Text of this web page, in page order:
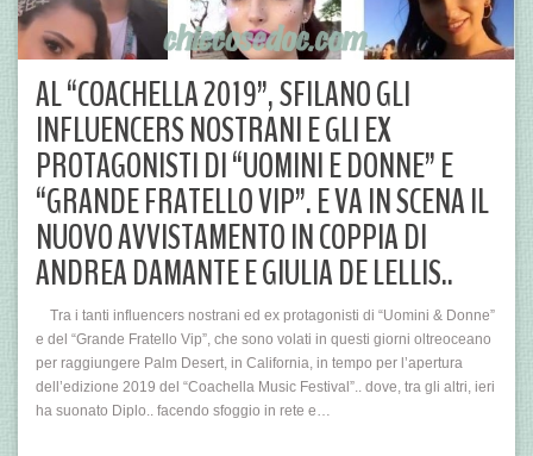
AL “COACHELLA 2019”, SFILANO GLI
INFLUENCERS NOSTRANI E GLI EX
PROTAGONISTI DI “UOMINI E DONNE” E
“GRANDE FRATELLO VIP”. E VA IN SCENA IL
NUOVO AVVISTAMENTO IN COPPIA DI
ANDREA DAMANTE E GIULIA DE LELLIS..
Tra i tanti influencers nostrani ed ex protagonisti di “Uomini & Donne”
e del “Grande Fratello Vip”, che sono volati in questi giorni oltreoceano
per raggiungere Palm Desert, in California, in tempo per l’apertura
dell’edizione 2019 del “Coachella Music Festival”.. dove, tra gli altri, ieri
ha suonato Diplo.. facendo sfoggio in rete e…